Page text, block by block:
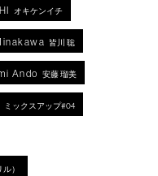
オキケンイチ
皆川 聡
Ando 安藤 瑠美
ミックスアップ#04
）